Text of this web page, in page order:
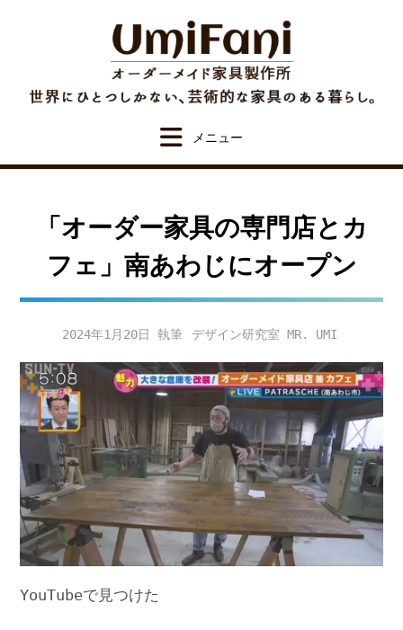
「オーダー家具の専門店とカ
フェ」南あわじにオープン
2024年1月20日 デザイン研究室 MR. UMI
YouTubeで見つけた